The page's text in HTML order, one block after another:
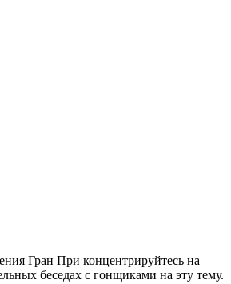
Гран При концентрируйтесь на
беседах с гонщиками на эту тему.